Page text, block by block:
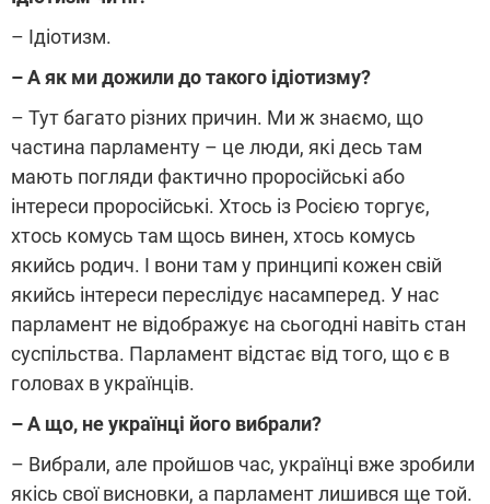
– Ідіотизм.
– А як ми дожили до такого ідіотизму?
– Тут багато різних причин. Ми ж знаємо, що
частина парламенту – це люди, які десь там
мають погляди фактично проросійські або
інтереси проросійські. Хтось із Росією торгує,
хтось комусь там щось винен, хтось комусь
якийсь родич. І вони там у принципі кожен свій
якийсь інтереси переслідує насамперед. У нас
парламент не відображує на сьогодні навіть стан
суспільства. Парламент відстає від того, що є в
головах в українців.
– А що, не українці його вибрали?
– Вибрали, але пройшов час, українці вже зробили
якісь свої висновки, а парламент лишився ще той.